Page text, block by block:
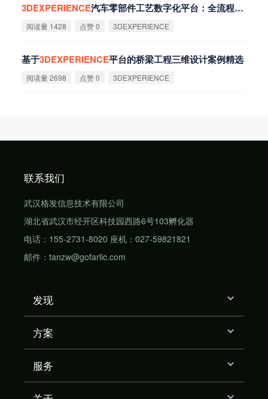
3DEXPERIENCE汽车零部件工艺数字化平台：全流程协同
阅读量 1428 点赞 0 3DEXPERIENCE
基于3DEXPERIENCE平台的桥梁工程三维设计案例精选
阅读量 2698 点赞 0 3DEXPERIENCE
联系我们
武汉格发信息技术有限公司
湖北省武汉市经开区科技园西路6号103孵化器
电话：155-2731-8020 座机：027-59821821
邮件：tanzw@gofarlic.com
发现
方案
服务